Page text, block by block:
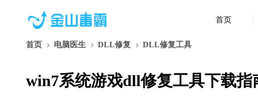
首页
首页 电脑医生 DLL修复 DLL修复工具
win7系统游戏dll修复工具下载